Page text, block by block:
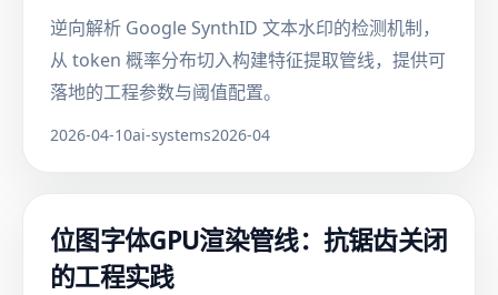
逆向解析 Google SynthID 文本水印的检测机制，
从 token 概率分布切入构建特征提取管线，提供可
落地的工程参数与阈值配置。
2026-04-10ai-systems2026-04
位图字体GPU渲染管线：抗锯齿关闭
的工程实践